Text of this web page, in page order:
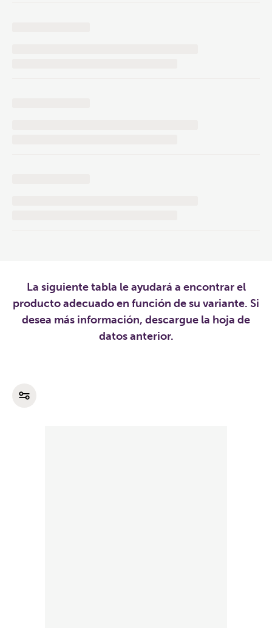
La siguiente tabla le ayudará a encontrar el
producto adecuado en función de su variante. Si
desea más información, descargue la hoja de
datos anterior.